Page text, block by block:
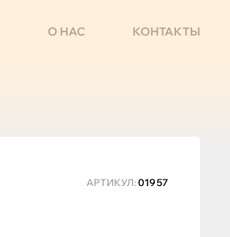
О НАС КОНТАКТЫ
АРТИКУЛ: 01957